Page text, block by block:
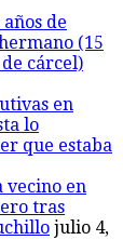
de
(15
cárcel)
en
lo
que estaba
vecino en
tras
julio 4,